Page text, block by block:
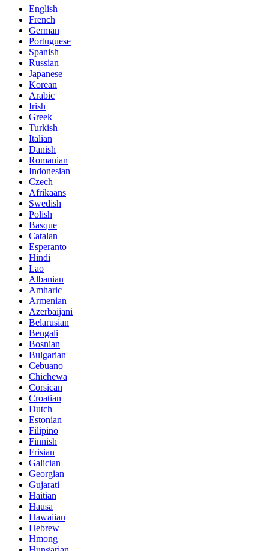
English
French
German
Portuguese
Spanish
Russian
Japanese
Korean
Arabic
Irish
Greek
Turkish
Italian
Danish
Romanian
Indonesian
Czech
Afrikaans
Swedish
Polish
Basque
Catalan
Esperanto
Hindi
Lao
Albanian
Amharic
Armenian
Azerbaijani
Belarusian
Bengali
Bosnian
Bulgarian
Cebuano
Chichewa
Corsican
Croatian
Dutch
Estonian
Filipino
Finnish
Frisian
Galician
Georgian
Gujarati
Haitian
Hausa
Hawaiian
Hebrew
Hmong